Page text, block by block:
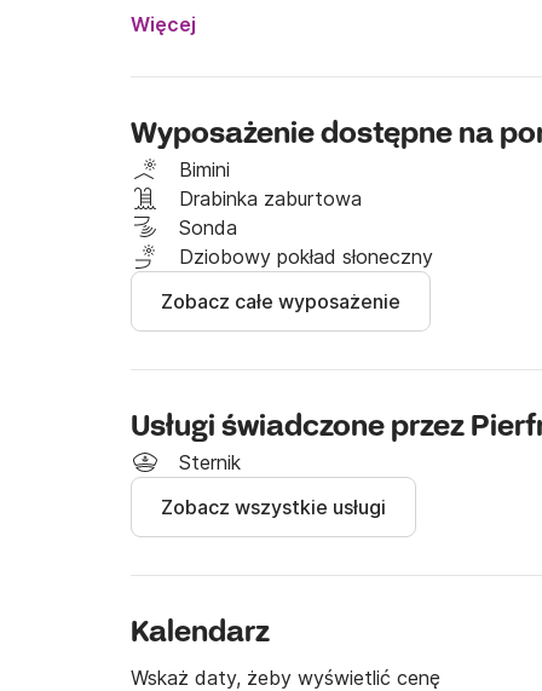
Więcej
Wyposażenie dostępne na
Bimini
Drabinka zaburtowa
Sonda
Dziobowy pokład słoneczny
Zobacz całe wyposażenie
Usługi świadczone przez
Sternik
Zobacz wszystkie usługi
Kalendarz
Wskaż daty, żeby wyświetlić cenę